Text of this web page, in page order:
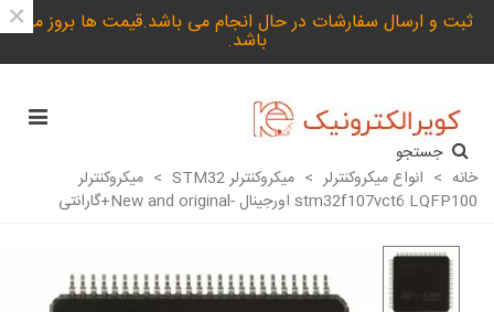
ثبت و ارسال سفارشات در حال انجام می باشد.قیمت ها بروز می
باشد.
×
جستجو
خانه > انواع میکروکنترلر > میکروکنترلر STM32 > میکروکنترلر
stm32f107vct6 LQFP100 اورجینال -New and original+گارانتی